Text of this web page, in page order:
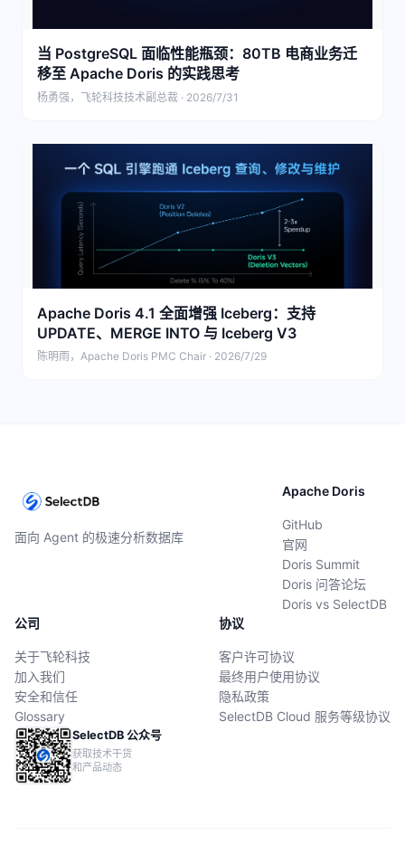
当 PostgreSQL 面临性能瓶颈：80TB 电商业务迁
移至 Apache Doris 的实践思考
杨勇强，飞轮科技技术副总裁 · 2026/7/31
Apache Doris 4.1 全面增强 Iceberg：支持
UPDATE、MERGE INTO 与 Iceberg V3
陈明雨，Apache Doris PMC Chair · 2026/7/29
面向 Agent 的极速分析数据库
Apache Doris
GitHub
官网
Doris Summit
Doris 问答论坛
Doris vs SelectDB
公司
关于飞轮科技
加入我们
安全和信任
Glossary
协议
客户许可协议
最终用户使用协议
隐私政策
SelectDB Cloud 服务等级协议
SelectDB 公众号
获取技术干货
和产品动态